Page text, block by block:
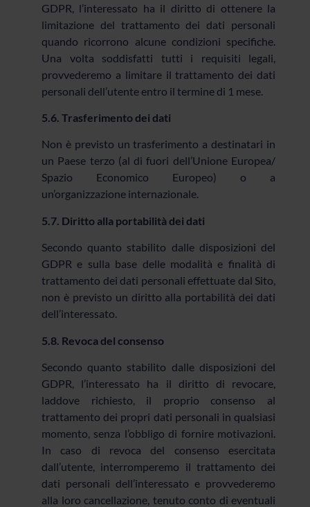
GDPR, l’interessato ha il diritto di ottenere la
limitazione del trattamento dei dati personali
quando ricorrono alcune condizioni specifiche.
Una volta soddisfatti tutti i requisiti legali,
provvederemo a limitare il trattamento dei dati
personali dell’utente entro il termine di 1 mese.
5.6. Trasferimento dei dati
Non è previsto un trasferimento a destinatari in
un Paese terzo (al di fuori dell’Unione Europea/
Spazio Economico Europeo) o a
un’organizzazione internazionale.
5.7. Diritto alla portabilità dei dati
Secondo quanto stabilito dalle disposizioni del
GDPR e sulla base delle modalità e finalità di
trattamento dei dati personali effettuate dal Sito,
non è previsto un diritto alla portabilità dei dati
dell’interessato.
5.8. Revoca del consenso
Secondo quanto stabilito dalle disposizioni del
GDPR, l’interessato ha il diritto di revocare,
laddove richiesto, il proprio consenso al
trattamento dei propri dati personali in qualsiasi
momento, senza l’obbligo di fornire motivazioni.
In caso di revoca del consenso esercitata
dall’utente, interromperemo il trattamento dei
dati personali dell’interessato e provvederemo
alla loro cancellazione, tenuto conto di eventuali